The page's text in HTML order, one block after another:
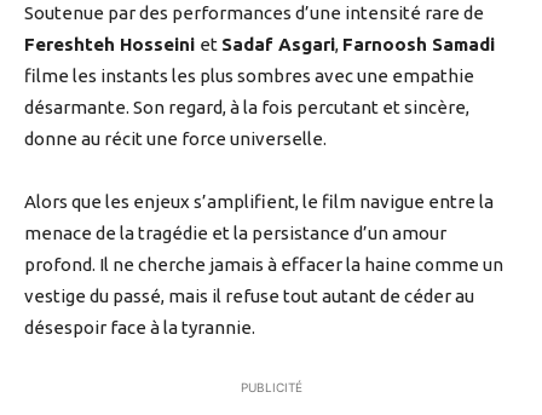
Soutenue par des performances d’une intensité rare de
Fereshteh Hosseini et Sadaf Asgari, Farnoosh Samadi
filme les instants les plus sombres avec une empathie
désarmante. Son regard, à la fois percutant et sincère,
donne au récit une force universelle.
Alors que les enjeux s’amplifient, le film navigue entre la
menace de la tragédie et la persistance d’un amour
profond. Il ne cherche jamais à effacer la haine comme un
vestige du passé, mais il refuse tout autant de céder au
désespoir face à la tyrannie.
PUBLICITÉ